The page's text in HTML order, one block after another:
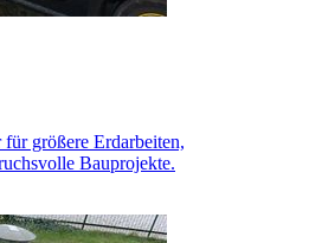
größere Erdarbeiten,
Bauprojekte.